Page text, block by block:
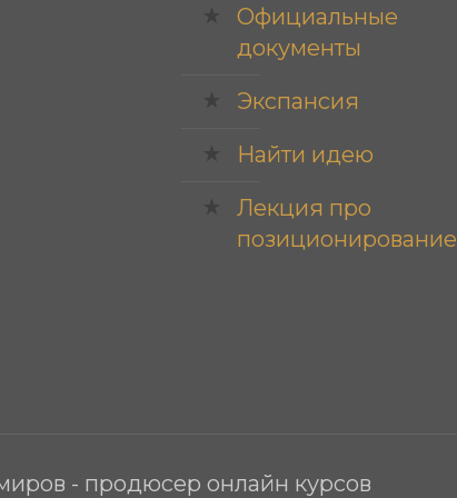
Официальные
документы
Экспансия
Найти идею
Лекция про
позиционирование
- продюсер онлайн курсов